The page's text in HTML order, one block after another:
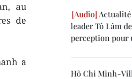
au
de
a
Actualité
leader Tô Lâm
perception pour
Hô Chi Minh-